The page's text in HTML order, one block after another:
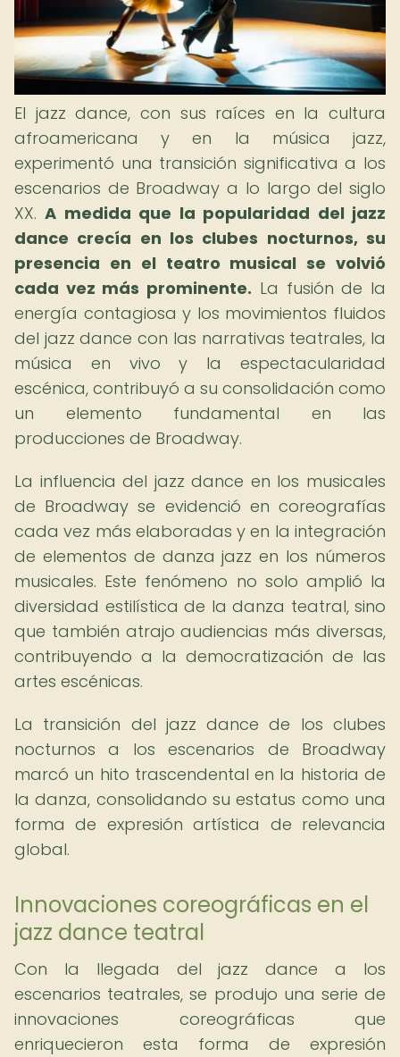
El jazz dance, con sus raíces en la cultura
afroamericana y en la música jazz,
experimentó una transición significativa a los
escenarios de Broadway a lo largo del siglo
XX.A medida que la popularidad del jazz
dance crecía en los clubes nocturnos, su
presencia en el teatro musical se volvió
cada vez más prominente. La fusión de la
energía contagiosa y los movimientos fluidos
del jazz dance con las narrativas teatrales, la
música en vivo y la espectacularidad
escénica, contribuyó a su consolidación como
un elemento fundamental en las
producciones de Broadway.
La influencia del jazz dance en los musicales
de Broadway se evidenció en coreografías
cada vez más elaboradas y en la integración
de elementos de danza jazz en los números
musicales. Este fenómeno no solo amplió la
diversidad estilística de la danza teatral, sino
que también atrajo audiencias más diversas,
contribuyendo a la democratización de las
artes escénicas.
La transición del jazz dance de los clubes
nocturnos a los escenarios de Broadway
marcó un hito trascendental en la historia de
la danza, consolidando su estatus como una
forma de expresión artística de relevancia
global.
Innovaciones coreográficas en el
jazz dance teatral
Con la llegada del jazz dance a los
escenarios teatrales, se produjo una serie de
innovaciones coreográficas que
enriquecieron esta forma de expresión